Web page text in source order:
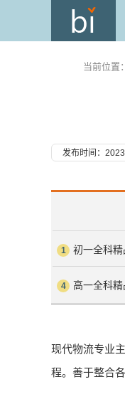
当前位置：
发布时间：
1 初一全科
4 高一全科
现代物流专业
程。善于整合